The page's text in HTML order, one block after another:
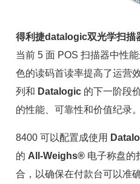
得利捷datalogic双光学扫描
当前 5 面 POS 扫描器中性
色的读码首读率提高了运营
列和 Datalogic 的下一阶段
的性能、可靠性和价值纪录。
8400 可以配置成使用
的 All-Weighs® 电子称盘的
合，以确保在付款台可以准